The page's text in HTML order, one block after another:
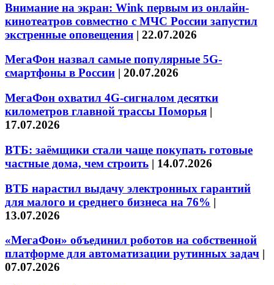
Внимание на экран: Wink первым из онлайн-
кинотеатров совместно с МЧС России запустил
экстренные оповещения | 22.07.2026
МегаФон назвал самые популярные 5G-
смартфоны в России | 20.07.2026
МегаФон охватил 4G-сигналом десятки
километров главной трассы Поморья |
17.07.2026
ВТБ: заёмщики стали чаще покупать готовые
частные дома, чем строить | 14.07.2026
ВТБ нарастил выдачу электронных гарантий
для малого и среднего бизнеса на 76% |
13.07.2026
«МегаФон» объединил роботов на собственной
платформе для автоматизации рутинных задач |
07.07.2026